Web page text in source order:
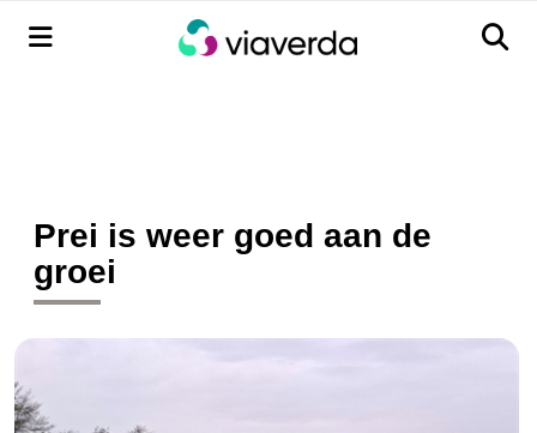
Menu Menu
Prei is weer goed aan de
groei